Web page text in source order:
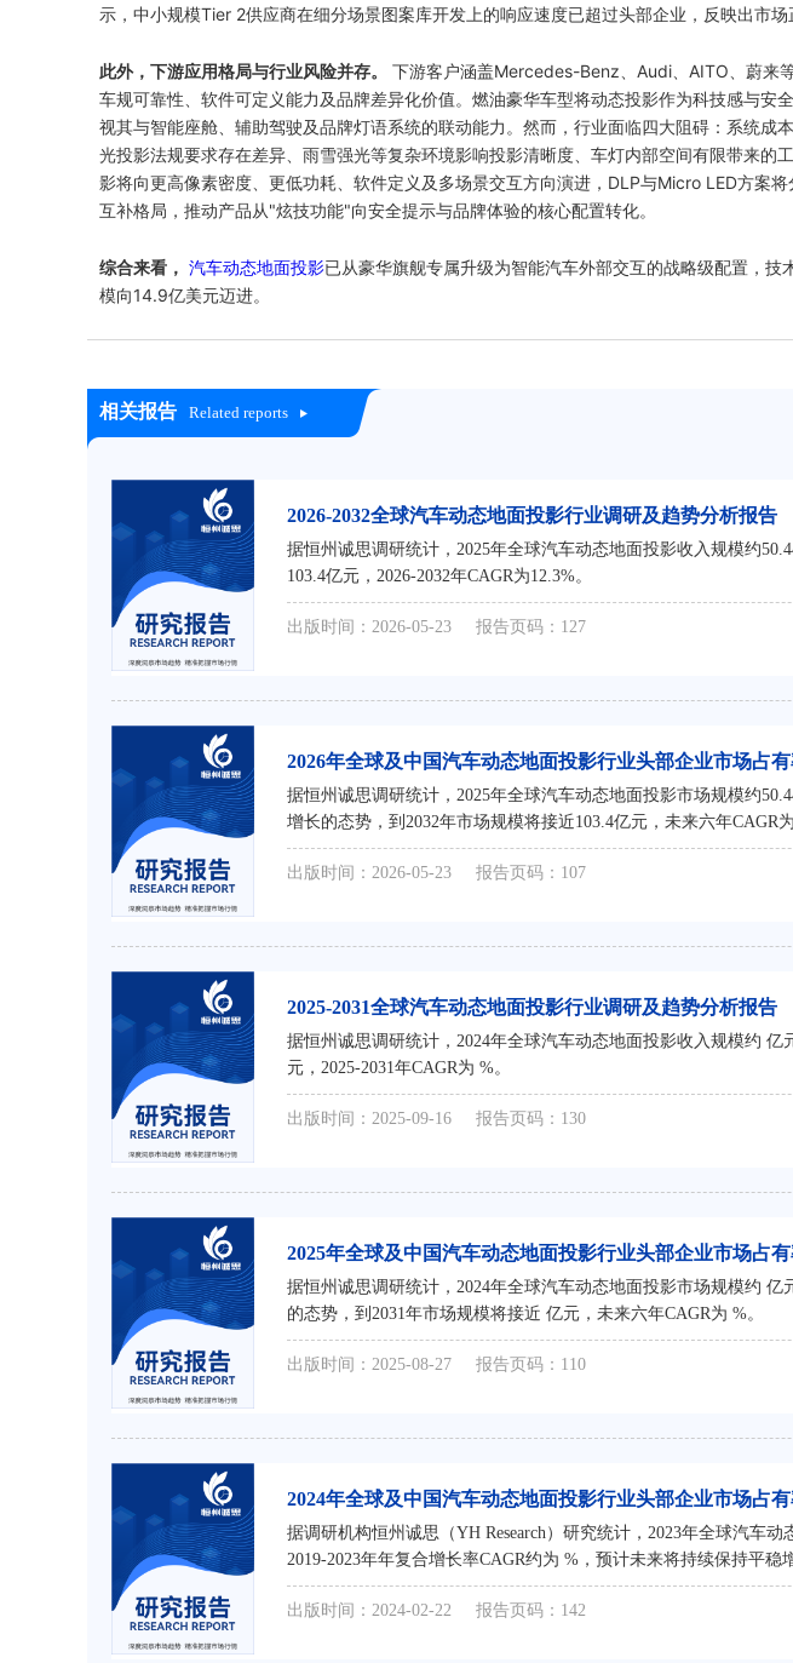
示，中小规模Tier 2供应商在细分场景图案库开发上的响应速度已超过头部企业，反映出市场
此外，下游应用格局与行业风险并存。
下游客户涵盖Mercedes-Benz、Audi、AITO、蔚来
车规可靠性、软件可定义能力及品牌差异化价值。燃油豪华车型将动态投影作为科技感与安
视其与智能座舱、辅助驾驶及品牌灯语系统的联动能力。然而，行业面临四大阻碍：系统成
光投影法规要求存在差异、雨雪强光等复杂环境影响投影清晰度、车灯内部空间有限带来的
影将向更高像素密度、更低功耗、软件定义及多场景交互方向演进，DLP与Micro LED方案
互补格局，推动产品从"炫技功能"向安全提示与品牌体验的核心配置转化。
综合来看， 汽车动态地面投影已从豪华旗舰专属升级为智能汽车外部交互的战略级配置，技
模向14.9亿美元迈进。
相关报告 Related reports
2026-2032全球汽车动态地面投影行业调研及趋势分析报告
据恒州诚思调研统计，2025年全球汽车动态地面投影收入规模约
103.4亿元，2026-2032年CAGR为12.3%。
出版时间：2026-05-23 报告页码：127
2026年全球及中国汽车动态地面投影行业头部企业市场占
据恒州诚思调研统计，2025年全球汽车动态地面投影市场规模约
增长的态势，到2032年市场规模将接近103.4亿元，未来六年CAGR为
出版时间：2026-05-23 报告页码：107
2025-2031全球汽车动态地面投影行业调研及趋势分析报告
据恒州诚思调研统计，2024年全球汽车动态地面投影收入规模约 亿
元，2025-2031年CAGR为 %。
出版时间：2025-09-16 报告页码：130
2025年全球及中国汽车动态地面投影行业头部企业市场占
据恒州诚思调研统计，2024年全球汽车动态地面投影市场规模约 亿
的态势，到2031年市场规模将接近 亿元，未来六年CAGR为 %。
出版时间：2025-08-27 报告页码：110
2024年全球及中国汽车动态地面投影行业头部企业市场占
据调研机构恒州诚思（YH Research）研究统计，2023年全球汽车动
2019-2023年年复合增长率CAGR约为 %，预计未来将持续保持平稳
接近 亿元，未来六年CAGR为 %。
出版时间：2024-02-22
报告页码：142